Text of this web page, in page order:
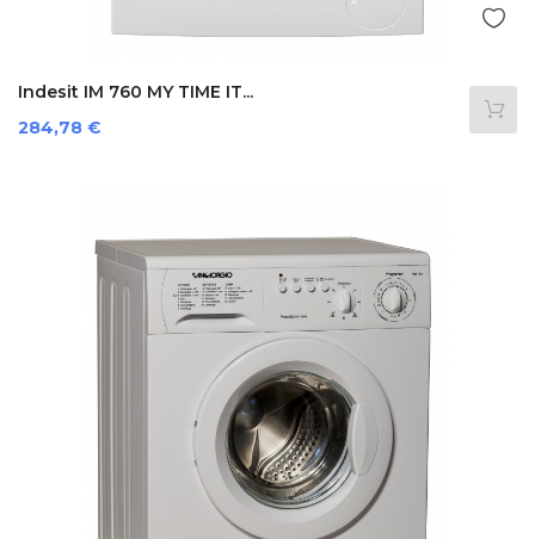
Indesit IM 760 MY TIME IT...
Preis
284,78 €